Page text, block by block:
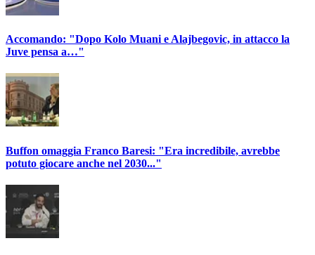
Accomando: "Dopo Kolo Muani e Alajbegovic, in attacco la
Juve pensa a…"
Buffon omaggia Franco Baresi: "Era incredibile, avrebbe
potuto giocare anche nel 2030..."